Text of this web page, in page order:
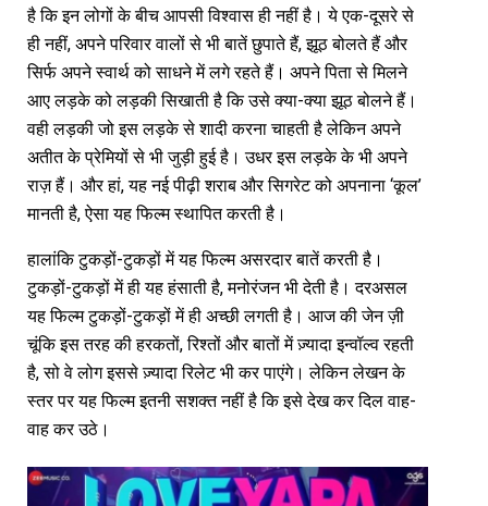
है कि इन लोगों के बीच आपसी विश्वास ही नहीं है। ये एक-दूसरे से
ही नहीं, अपने परिवार वालों से भी बातें छुपाते हैं, झूठ बोलते हैं और
सिर्फ अपने स्वार्थ को साधने में लगे रहते हैं। अपने पिता से मिलने
आए लड़के को लड़की सिखाती है कि उसे क्या-क्या झूठ बोलने हैं।
वही लड़की जो इस लड़के से शादी करना चाहती है लेकिन अपने
अतीत के प्रेमियों से भी जुड़ी हुई है। उधर इस लड़के के भी अपने
राज़ हैं। और हां, यह नई पीढ़ी शराब और सिगरेट को अपनाना ‘कूल’
मानती है, ऐसा यह फिल्म स्थापित करती है।
हालांकि टुकड़ों-टुकड़ों में यह फिल्म असरदार बातें करती है।
टुकड़ों-टुकड़ों में ही यह हंसाती है, मनोरंजन भी देती है। दरअसल
यह फिल्म टुकड़ों-टुकड़ों में ही अच्छी लगती है। आज की जेन ज़ी
चूंकि इस तरह की हरकतों, रिश्तों और बातों में ज़्यादा इन्वॉल्व रहती
है, सो वे लोग इससे ज़्यादा रिलेट भी कर पाएंगे। लेकिन लेखन के
स्तर पर यह फिल्म इतनी सशक्त नहीं है कि इसे देख कर दिल वाह-
वाह कर उठे।